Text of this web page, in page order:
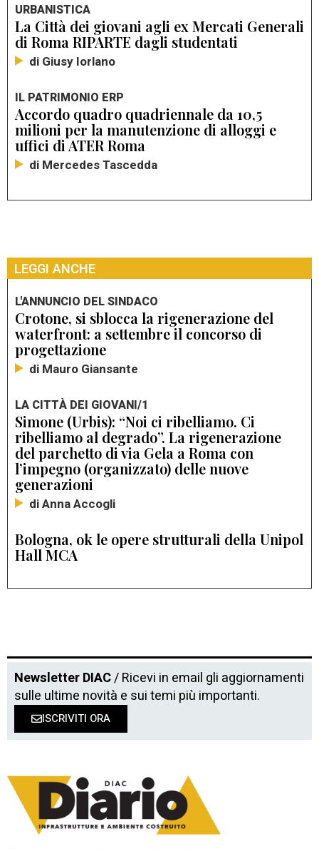
URBANISTICA
La Città dei giovani agli ex Mercati Generali
di Roma RIPARTE dagli studentati
di Giusy Iorlano
IL PATRIMONIO ERP
Accordo quadro quadriennale da 10,5
milioni per la manutenzione di alloggi e
uffici di ATER Roma
di Mercedes Tascedda
LEGGI ANCHE
L'ANNUNCIO DEL SINDACO
Crotone, si sblocca la rigenerazione del
waterfront: a settembre il concorso di
progettazione
di Mauro Giansante
LA CITTÀ DEI GIOVANI/1
Simone (Urbis): “Noi ci ribelliamo. Ci
ribelliamo al degrado”. La rigenerazione
del parchetto di via Gela a Roma con
l’impegno (organizzato) delle nuove
generazioni
di Anna Accogli
Bologna, ok le opere strutturali della Unipol
Hall MCA
Newsletter DIAC/ Ricevi in email gli aggiornamenti
sulle ultime novità e sui temi più importanti.
ISCRIVITI ORA